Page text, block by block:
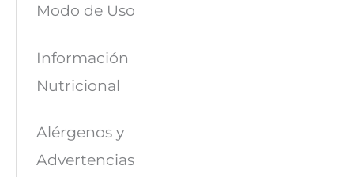
Modo de Uso
Información
Nutricional
Alérgenos y
Advertencias